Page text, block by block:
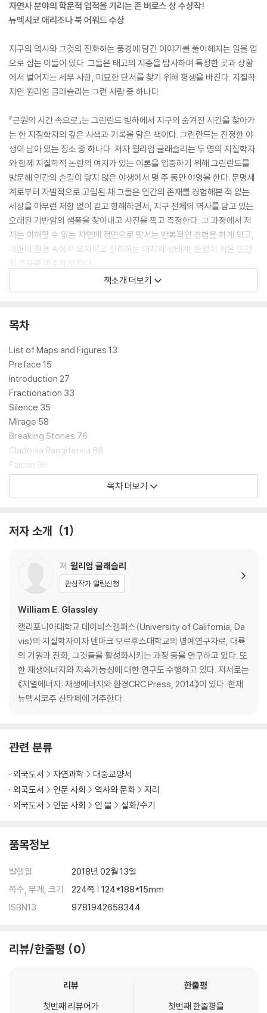
자연사 분야의 학문적 업적을 기리는 존 버로스 상 수상작!
뉴멕시코 애리조나 북 어워드 수상
지구의 역사와 그것의 진화하는 풍경에 담긴 이야기를 풀어헤치는 일을 업
으로 삼는 이들이 있다. 그들은 태고의 지층을 탐사하며 특정한 곳과 상황
에서 벌어지는 세부 사항, 미묘한 단서를 찾기 위해 평생을 바친다. 지질학
자인 윌리엄 글래슬리는 그런 사람 중 하나다.
『근원의 시간 속으로』는 그린란드 빙하에서 지구의 숨겨진 시간을 찾아가
는 한 지질학자의 깊은 사색과 기록을 담은 책이다. 그린란드는 진정한 야
생이 남아 있는 장소 중 하나다. 저자 윌리엄 글래슬리는 두 명의 지질학자
와 함께 지질학적 논란의 여지가 있는 이론을 입증하기 위해 그린란드를
방문해 인간의 손길이 닿지 않은 야생에서 몇 주 동안 야영을 한다. 문명세
계로부터 자발적으로 고립된 채 그들은 인간의 존재를 경험해본 적 없는
세상을 아무런 저항 없이 걷고 항해하면서, 지구 전체의 역사를 담고 있는
오래된 기반암의 샘플을 찾아내고 사진을 찍고 측정한다. 그 과정에서 저
자는 이해할 수 없는 자연에 정면으로 맞서는 반복적인 경험을 하게 되고,
극한의 환경 속에서 유지되고 진화하는 대지와 생태계, 한없이 작은 인간
의 존재를 마주하게 된다.
이 작품은 자연사 분야의 학문적 업적을 기리는 존 버로스 상을 시작으로,
이 수여하는 국제집필상 최종 후보, 커커스 리뷰 ‘올해 최고의 책’, 사이언
천도서 선정 등 많은 매체들로부터 수상과 찬사를 받았고 독자들의 칭찬과
격려가 이어지고 있는 수작이다.
깊이 있는 성찰과 풍부한 문학적 설명, 과학적 지식이 조화를 이루고 있는
이 책은 숨 막힐 듯 아름다운 먼 곳으로 우리를 떠나게 한다. 그리고 그 여
행에서 우리는 한 과학자가 펼치는 과학과 시의 멋진 만남을 보게 된다.
John Burroughs Medal for Distinguished Natural History B
ook
New Mexico-Arizona Book Award Winner
"A richly literary account. . . . Anchored by deep reflection and s
early untrammeled world that holds the secrets of our plane
t's deepest past, even as it accelerates into our rapidly changi
ng future. The book bears the literary, scientific, philosophic,
and poetic qualities of a nature-writing classic, the rarest mixt
ure of beauty and scholarship, told with the deftest touch." --
John Burroughs Medal judges’ citation
Greenland, one of the last truly wild places, contains a treasur
e trove of information on Earth's early history embedded in its
pristine landscape. Over numerous seasons, William E. Glassle
over its molten core, is a much more ancient process than so
er into regions barely explored by humans for millennia--if eve
r--Glassley encountered wondrous creatures and natural phe
nomena that gave him unexpected insight into the origins of
ce of seeking the wilderness within.
An invitation to experience a breathtaking place and the fasci
nating science behind its creation, A Wilder Time is nature writ
ing at its best.
mark, focusing on the evolution of continents and the proces
arch articles and a textbook on geothermal energy. He lives in
Santa Fe, New Mexico.
책소개 더보기
목차
List of Maps and Figures 13
Preface 15
Introduction 27
Fractionation 33
Silence 35
Mirage 58
Breaking Stones 76
Cladonia Rangiferina 88
Falcon 96
Consolidation 107
Clear Water 133
Emergence 149
Clockwork Pebbles 161
Ice 169
Seal 181
Belonging 190
Epilogue 199
Glossary 215
Acknowledgments 219
Quotation Source Notes 223
목차 더보기
저자 소개 1
저 윌리엄 글래슬리
관심작가 알림신청
William E. Glassley
캘리포니아대학교 데이비스캠퍼스(University of California, Da
vis)의 지질학자이자 덴마크 오르후스대학교의 명예연구자로, 대륙
의 기원과 진화, 그것들을 활성화시키는 과정 등을 연구하고 있다. 또
한 재생에너지와 지속가능성에 대한 연구도 수행하고 있다. 저서로는
《지열에너지: 재생에너지와 환경CRC Press, 2014》이 있다. 현재
뉴멕시코주 산타페에 거주한다.
관련 분류
외국도서 자연과학
대중교양서
외국도서
인문 사회 역사와 문화
지리
외국도서
인문 사회 인 물 실화/수기
품목정보
발행일
2018년 02월 13일
쪽수, 무게, 크기
224쪽 | 124*188*15mm
ISBN13
9781942658344
리뷰/한줄평 0
리뷰
첫번째 리뷰어가
한줄평
첫번째 한줄평을